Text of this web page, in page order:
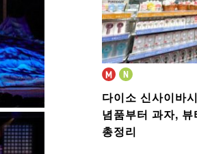
다이소 신사이바
념품부터 과자,
총정리